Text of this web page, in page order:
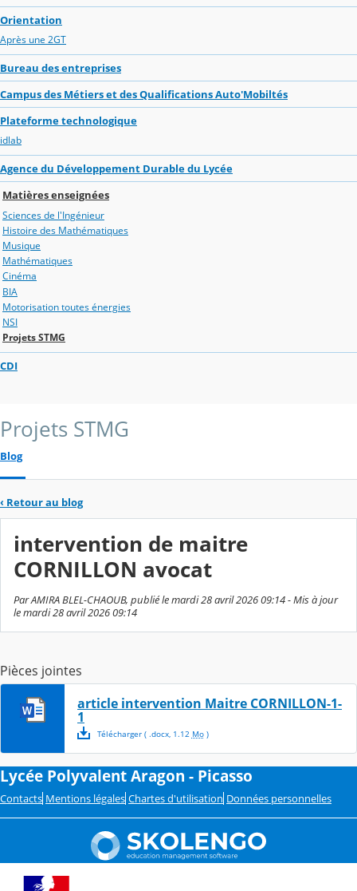
Orientation
Après une 2GT
Bureau des entreprises
Campus des Métiers et des Qualifications Auto'Mobiltés
Plateforme technologique
idlab
Agence du Développement Durable du Lycée
Matières enseignées
Sciences de l'Ingénieur
Histoire des Mathématiques
Musique
Mathématiques
Cinéma
BIA
Motorisation toutes énergies
NSI
Projets STMG
CDI
Projets STMG
Blog
‹ Retour au blog
intervention de maitre
CORNILLON avocat
Par AMIRA BLEL-CHAOUB, publié le mardi 28 avril 2026 09:14 - Mis à jour
le mardi 28 avril 2026 09:14
Pièces jointes
article intervention Maitre CORNILLON-1-
1
Télécharger( .docx, 1.12 Mo)
Lycée Polyvalent Aragon - Picasso
Contacts Mentions légales Chartes d'utilisation Données personnelles